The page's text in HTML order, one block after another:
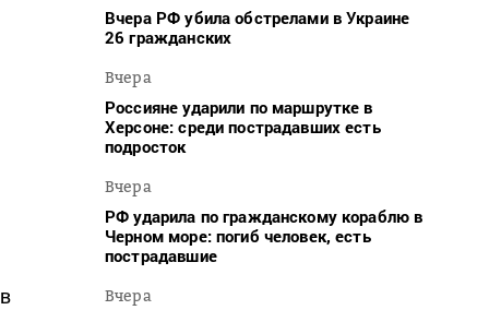
Вчера РФ убила обстрелами в Украине
26 гражданских
Вчера
Россияне ударили по маршрутке в
Херсоне: среди пострадавших есть
подросток
Вчера
РФ ударила по гражданскому кораблю в
Черном море: погиб человек, есть
пострадавшие
Вчера